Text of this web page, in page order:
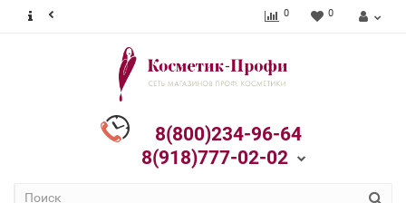
0 0
8(800)234-96-64
8(918)777-02-02